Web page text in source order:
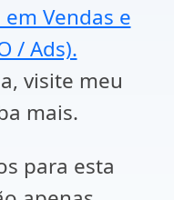
Vendas e
/ Ads).
visite meu
mais.
para esta